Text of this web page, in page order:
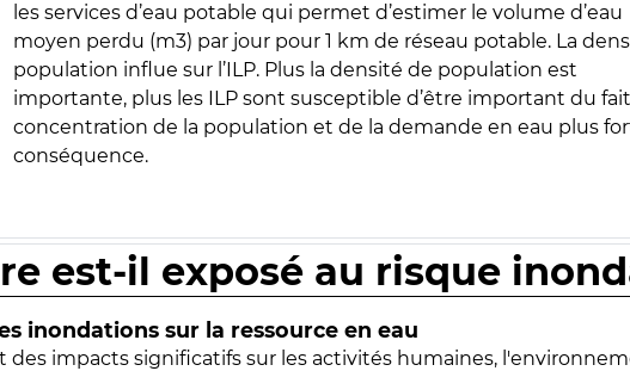
les services d’eau potable qui permet d’estimer le volume d’eau
moyen perdu (m3) par jour pour 1 km de réseau potable. La
population influe sur l’ILP. Plus la densité de population est
importante, plus les ILP sont susceptible d’être important du
concentration de la population et de la demande en eau plus
conséquence.
est-il exposé au risque
inondations sur la ressource en eau
des impacts significatifs sur les activités humaines,